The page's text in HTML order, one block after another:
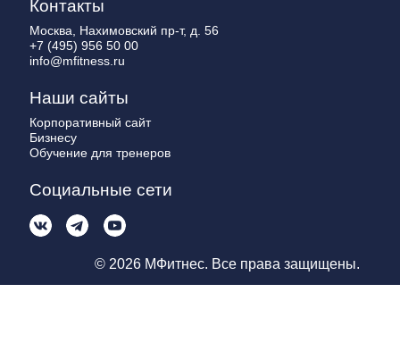
Контакты
Москва, Нахимовский пр-т, д. 56
+7 (495) 956 50 00
info@mfitness.ru
Наши сайты
Корпоративный сайт
Бизнесу
Обучение для тренеров
Социальные сети
© 2026 МФитнес. Все права защищены.